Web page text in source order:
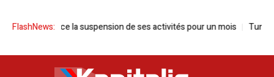
FlashNews:
annonce la suspension de ses activités pour un mois Tunisie |